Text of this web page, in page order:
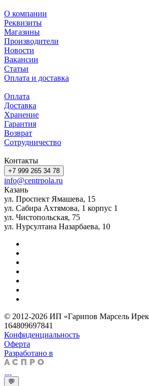
О компании
Реквизиты
Магазины
Производители
Новости
Вакансии
Статьи
Оплата и доставка
Оплата
Доставка
Хранение
Гарантия
Возврат
Сотрудничество
Контакты
+7 999 265 34 78
info@centrpola.ru
Казань
ул. Проспект Ямашева, 15
ул. Сабира Ахтямова, 1 корпус 1
ул. Чистопольская, 75
ул. Нурсултана Назарбаева, 10
© 2012-2026 ИП «Гарипов Марсель
164809697841
Конфиденциальность
Оферта
Разработано в
💬